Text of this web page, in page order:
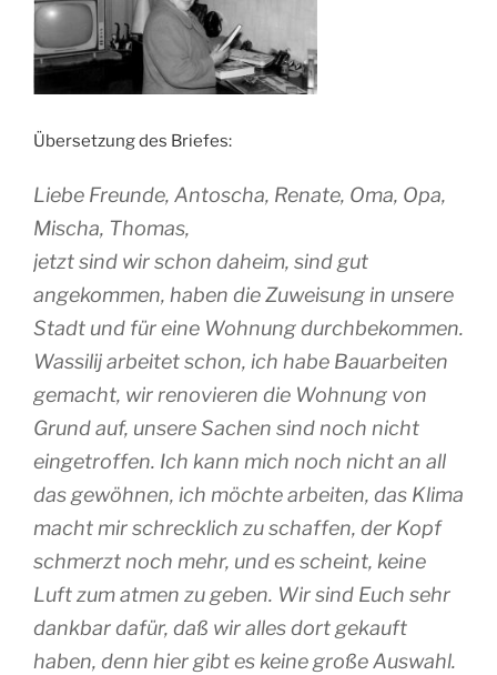
Übersetzung des Briefes:
Liebe Freunde, Antoscha, Renate, Oma, Opa,
Mischa, Thomas,
jetzt sind wir schon daheim, sind gut
angekommen, haben die Zuweisung in unsere
Stadt und für eine Wohnung durchbekommen.
Wassilij arbeitet schon, ich habe Bauarbeiten
gemacht, wir renovieren die Wohnung von
Grund auf, unsere Sachen sind noch nicht
eingetroffen. Ich kann mich noch nicht an all
das gewöhnen, ich möchte arbeiten, das Klima
macht mir schrecklich zu schaffen, der Kopf
schmerzt noch mehr, und es scheint, keine
Luft zum atmen zu geben. Wir sind Euch sehr
dankbar dafür, daß wir alles dort gekauft
haben, denn hier gibt es keine große Auswahl.